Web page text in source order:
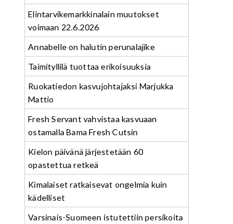
Elintarvikemarkkinalain muutokset
voimaan 22.6.2026
Annabelle on halutin perunalajike
Taimityllilä tuottaa erikoisuuksia
Ruokatiedon kasvujohtajaksi Marjukka
Mattio
Fresh Servant vahvistaa kasvuaan
ostamalla Bama Fresh Cutsin
Kielon päivänä järjestetään 60
opastettua retkeä
Kimalaiset ratkaisevat ongelmia kuin
kädelliset
Varsinais-Suomeen istutettiin persikoita